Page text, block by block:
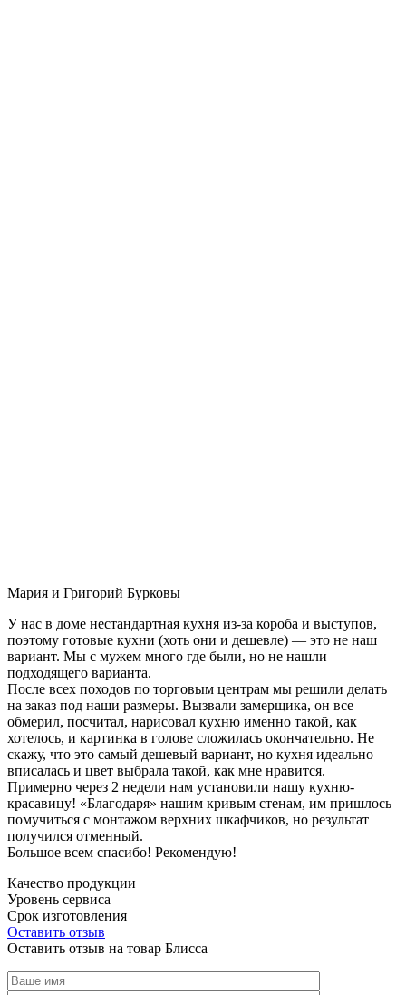
Мария и Григорий Бурковы
У нас в доме нестандартная кухня из-за короба и выступов,
поэтому готовые кухни (хоть они и дешевле) — это не наш
вариант. Мы с мужем много где были, но не нашли
подходящего варианта.
После всех походов по торговым центрам мы решили делать
на заказ под наши размеры. Вызвали замерщика, он все
обмерил, посчитал, нарисовал кухню именно такой, как
хотелось, и картинка в голове сложилась окончательно. Не
скажу, что это самый дешевый вариант, но кухня идеально
вписалась и цвет выбрала такой, как мне нравится.
Примерно через 2 недели нам установили нашу кухню-
красавицу! «Благодаря» нашим кривым стенам, им пришлось
помучиться с монтажом верхних шкафчиков, но результат
получился отменный.
Большое всем спасибо! Рекомендую!
Качество продукции
Уровень сервиса
Срок изготовления
Оставить отзыв
Оставить отзыв на товар Блисса